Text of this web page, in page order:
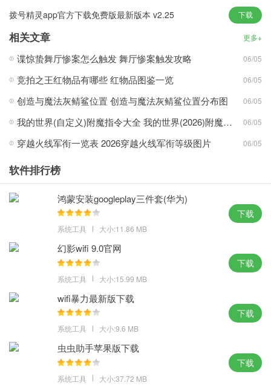
1、软件主打简约轻便，拥有全新清新界面，去除杂乱设置。
2、快速启动拨号软件，并支持一键快速拨号，无需等待。
3、昵称等字段中搜索。使用时间越长，则越准确。
拨号精灵app官方下载免费版最新版本 v2.25 下载
相关文章 更多+
谍惊蛰舞厅惨案怎么触发 舞厅惨案触发攻略 06/05
竞拍之王红物品有哪些 红物品图鉴一览 06/05
创造与魔法灰鲭鲨位置 创造与魔法灰鲭鲨位置分布图 06/05
我的世界(自定义)附魔指令大全 我的世界(2026)附魔指令代码大全 06/05
穿越火线军衔一览表 2026穿越火线军衔等级图片 06/05
软件排行榜
鸿蒙安装googleplay三件套(华为)
系统工具 大小:11.86 MB
下载
幻影wifi 9.0官网
系统工具 大小:15.99 MB
下载
wifi暴力最新版下载
系统工具 大小:9.6 MB
下载
虫虫助手苹果版下载
系统工具 大小:37.72 MB
下载